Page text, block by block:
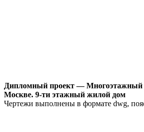
Дипломный проект — Многоэтажный
Москве. 9-ти этажный жилой дом
Чертежи выполнены в формате dwg,